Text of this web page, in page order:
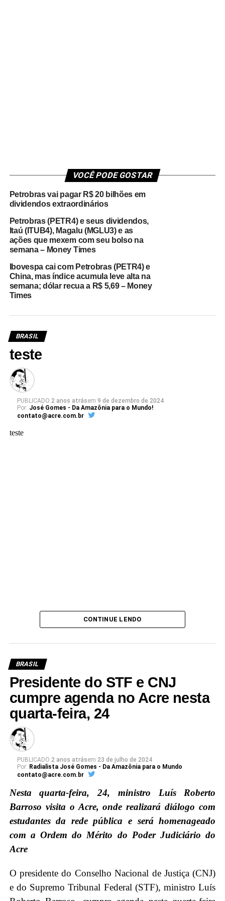
VOCÊ PODE GOSTAR
Petrobras vai pagar R$ 20 bilhões em
dividendos extraordinários
Petrobras (PETR4) e seus dividendos,
Itaú (ITUB4), Magalu (MGLU3) e as
ações que mexem com seu bolso na
semana – Money Times
Ibovespa cai com Petrobras (PETR4) e
China, mas índice acumula leve alta na
semana; dólar recua a R$ 5,69 – Money
Times
BRASIL
teste
PUBLICADO 2 anos atrásem 9 de dezembro de 2024
Por: José Gomes - Da Amazônia para o Mundo!
contato@acre.com.br
teste
CONTINUE LENDO
BRASIL
Presidente do STF e CNJ
cumpre agenda no Acre nesta
quarta-feira, 24
PUBLICADO 2 anos atrásem 23 de julho de 2024
Por: Radialista José Gomes - Da Amazônia para o Mundo
contato@acre.com.br
Nesta quarta-feira, 24, ministro Luís Roberto
Barroso visita o Acre, onde realizará diálogo com
estudantes da rede pública e será homenageado
com a Ordem do Mérito do Poder Judiciário do
Acre
O presidente do Conselho Nacional de Justiça (CNJ)
e do Supremo Tribunal Federal (STF), ministro Luís